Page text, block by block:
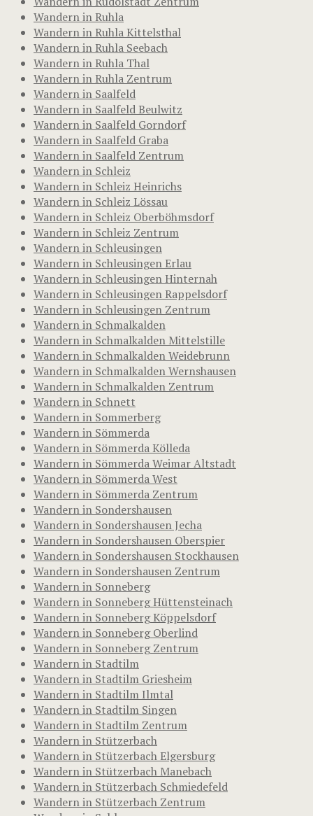
Wandern in Ruhla
Wandern in Ruhla Kittelsthal
Wandern in Ruhla Seebach
Wandern in Ruhla Thal
Wandern in Ruhla Zentrum
Wandern in Saalfeld
Wandern in Saalfeld Beulwitz
Wandern in Saalfeld Gorndorf
Wandern in Saalfeld Graba
Wandern in Saalfeld Zentrum
Wandern in Schleiz
Wandern in Schleiz Heinrichs
Wandern in Schleiz Lössau
Wandern in Schleiz Oberböhmsdorf
Wandern in Schleiz Zentrum
Wandern in Schleusingen
Wandern in Schleusingen Erlau
Wandern in Schleusingen Hinternah
Wandern in Schleusingen Rappelsdorf
Wandern in Schleusingen Zentrum
Wandern in Schmalkalden
Wandern in Schmalkalden Mittelstille
Wandern in Schmalkalden Weidebrunn
Wandern in Schmalkalden Wernshausen
Wandern in Schmalkalden Zentrum
Wandern in Schnett
Wandern in Sommerberg
Wandern in Sömmerda
Wandern in Sömmerda Kölleda
Wandern in Sömmerda Weimar Altstadt
Wandern in Sömmerda West
Wandern in Sömmerda Zentrum
Wandern in Sondershausen
Wandern in Sondershausen Jecha
Wandern in Sondershausen Oberspier
Wandern in Sondershausen Stockhausen
Wandern in Sondershausen Zentrum
Wandern in Sonneberg
Wandern in Sonneberg Hüttensteinach
Wandern in Sonneberg Köppelsdorf
Wandern in Sonneberg Oberlind
Wandern in Sonneberg Zentrum
Wandern in Stadtilm
Wandern in Stadtilm Griesheim
Wandern in Stadtilm Ilmtal
Wandern in Stadtilm Singen
Wandern in Stadtilm Zentrum
Wandern in Stützerbach
Wandern in Stützerbach Elgersburg
Wandern in Stützerbach Manebach
Wandern in Stützerbach Schmiedefeld
Wandern in Stützerbach Zentrum